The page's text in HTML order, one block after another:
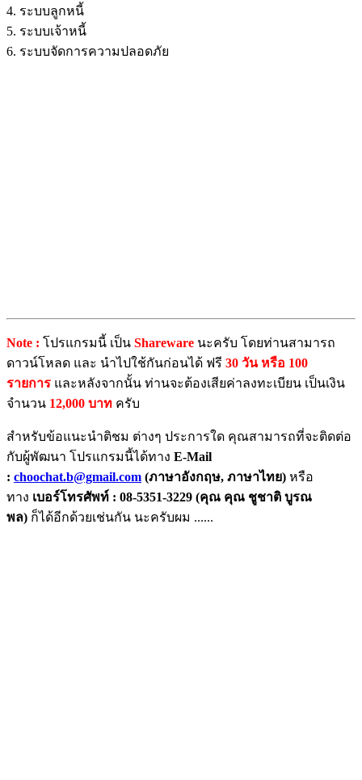
4. ระบบลูกหนี้
5. ระบบเจ้าหนี้
6. ระบบจัดการความปลอดภัย
Note : โปรแกรมนี้ เป็น Shareware นะครับ โดยท่านสามารถ
ดาวน์โหลด และ นำไปใช้กันก่อนได้ ฟรี 30 วัน หรือ 100
รายการ และหลังจากนั้น ท่านจะต้องเสียค่าลงทะเบียน เป็นเงิน
จำนวน 12,000 บาท ครับ
สำหรับข้อแนะนำติชม ต่างๆ ประการใด คุณสามารถที่จะติดต่อ
กับผู้พัฒนา โปรแกรมนี้ได้ทาง E-Mail
: choochat.b@gmail.com (ภาษาอังกฤษ, ภาษาไทย) หรือ
ทาง เบอร์โทรศัพท์ : 08-5351-3229 (คุณ คุณ ชูชาติ บูรณ
พล) ก็ได้อีกด้วยเช่นกัน นะครับผม ......